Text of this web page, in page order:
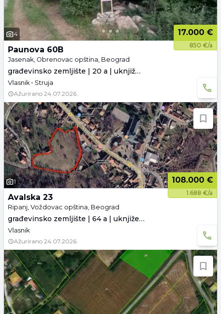
4 17.000 €
850 €/a
Paunova 60B
Jasenak, Obrenovac opština, Beograd
građevinsko zemljište | 20 a | uknjiženo
Vlasnik • Struja
Ažurirano 24.07.2026.
1 108.000 €
1.688 €/a
Avalska 23
Ripanj, Voždovac opština, Beograd
građevinsko zemljište | 64 a | uknjiženo
Vlasnik
Ažurirano 24.07.2026.